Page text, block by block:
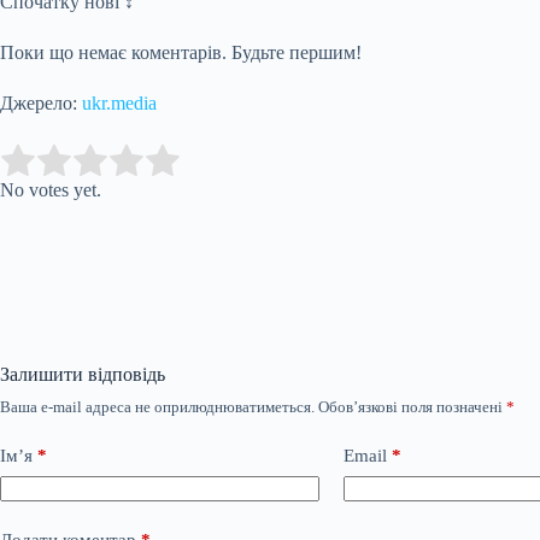
Поки що немає коментарів. Будьте першим!
Джерело: ukr.media
Rate this item:
No votes yet.
Залишити відповідь
Ваша e-mail адреса не оприлюднюватиметься. Обов’язкові поля позначені *
Ім’я * Email *